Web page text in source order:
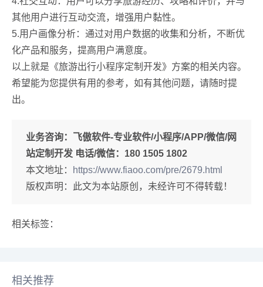
其他用户进行互动交流，增强用户黏性。
5.用户画像分析：通过对用户数据的收集和分析，不断优
化产品和服务，提高用户满意度。
以上就是《旅游出行小程序定制开发》方案的相关内容。
希望能为您提供有用的参考，如有其他问题，请随时提
出。
业务咨询： 飞傲软件-专业软件/小程序/APP/微信/网
站定制开发 电话/微信：180 1505 1802
本文地址：
https://www.fiaoo.com/pre/2679.html
版权声明：此文为本站原创，未经许可不得转载！
相关标签：
相关推荐